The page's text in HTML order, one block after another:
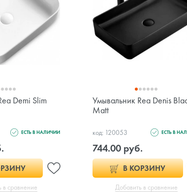
Demi Slim
ЕСТЬ В НАЛИЧИИ
в сравнение
Умывальник Rea Denis
Matt
код: 120053 ЕСТЬ В
744.00 руб.
В КОРЗИНУ
Добавить в сравнение